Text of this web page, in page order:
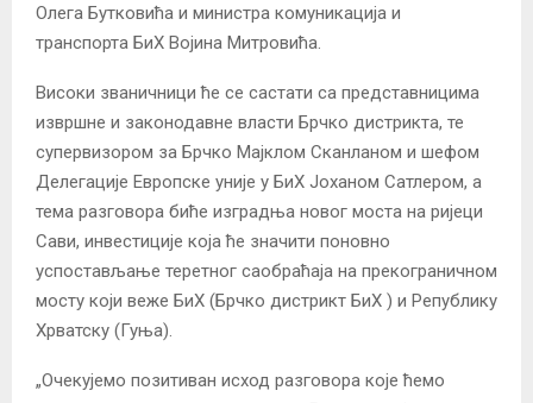
Олега Бутковића и министра комуникација и
транспорта БиХ Војина Митровића.
Високи званичници ће се састати са представницима
извршне и законодавне власти Брчко дистрикта, те
супервизором за Брчко Мајклом Сканланом и шефом
Делегације Европске уније у БиХ Јоханом Сатлером, а
тема разговора биће изградња новог моста на ријеци
Сави, инвестиције која ће значити поновно
успостављање теретног саобраћаја на прекограничном
мосту који веже БиХ (Брчко дистрикт БиХ ) и Републику
Хрватску (Гуња).
„Очекујемо позитиван исход разговора које ћемо